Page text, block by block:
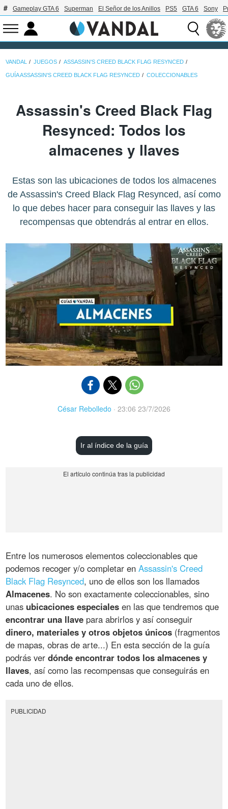
Gameplay GTA 6 Superman El Señor de los Anillos PS5 GTA 6 Sony
VANDAL JUEGOS ASSASSIN'S CREED BLACK FLAG RESYNCED
GUÍA ASSASSIN'S CREED BLACK FLAG RESYNCED COLECCIONABLES
Assassin's Creed Black Flag
Resynced: Todos los
almacenes y llaves
Estas son las ubicaciones de todos los almacenes
de Assassin's Creed Black Flag Resynced, así como
lo que debes hacer para conseguir las llaves y las
recompensas que obtendrás al entrar en ellos.
César Rebolledo · 23:06 23/7/2026
Ir al índice de la guía
Entre los numerosos elementos coleccionables que
podemos recoger y/o completar enAssassin's Creed
Black Flag Resynced, uno de ellos son los llamados
Almacenes. No son exactamente coleccionables, sino
unas ubicaciones especiales en las que tendremos que
encontrar una llave para abrirlos y así conseguir
dinero, materiales y otros objetos únicos (fragmentos
de mapas, obras de arte...) En esta sección de la guía
podrás verdónde encontrar todos los almacenes y
llaves, así como las recompensas que conseguirás en
cada uno de ellos.
PUBLICIDAD